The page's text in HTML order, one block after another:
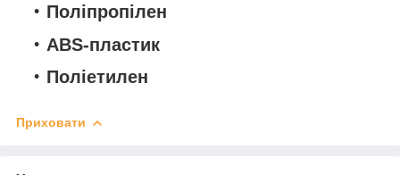
Поліпропілен
ABS-пластик
Поліетилен
Приховати